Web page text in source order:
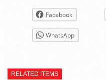
Facebook
WhatsApp
RELATED ITEMS